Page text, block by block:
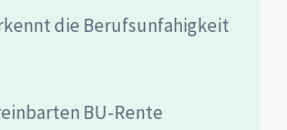
die Berufsunfahigkeit
BU-Rente